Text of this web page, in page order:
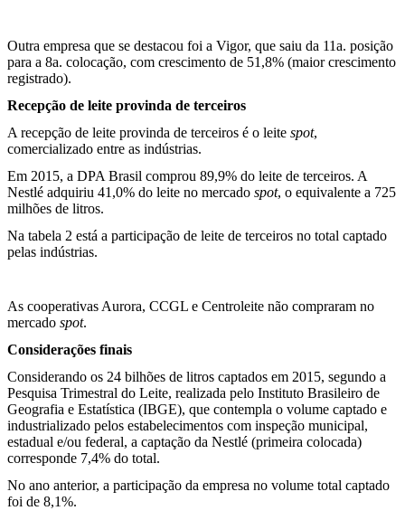
Outra empresa que se destacou foi a Vigor, que saiu da 11a. posição
para a 8a. colocação, com crescimento de 51,8% (maior crescimento
registrado).
Recepção de leite provinda de terceiros
A recepção de leite provinda de terceiros é o leite spot,
comercializado entre as indústrias.
Em 2015, a DPA Brasil comprou 89,9% do leite de terceiros. A
Nestlé adquiriu 41,0% do leite no mercado spot, o equivalente a 725
milhões de litros.
Na tabela 2 está a participação de leite de terceiros no total captado
pelas indústrias.
As cooperativas Aurora, CCGL e Centroleite não compraram no
mercado spot.
Considerações finais
Considerando os 24 bilhões de litros captados em 2015, segundo a
Pesquisa Trimestral do Leite, realizada pelo Instituto Brasileiro de
Geografia e Estatística (IBGE), que contempla o volume captado e
industrializado pelos estabelecimentos com inspeção municipal,
estadual e/ou federal, a captação da Nestlé (primeira colocada)
corresponde 7,4% do total.
No ano anterior, a participação da empresa no volume total captado
foi de 8,1%.